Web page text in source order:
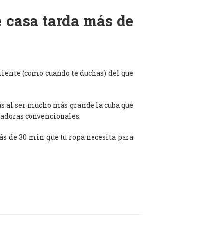
tarda más de
(como cuando te duchas) del que
al ser mucho más grande la cuba que
convencionales.
de 30 min que tu ropa necesita para